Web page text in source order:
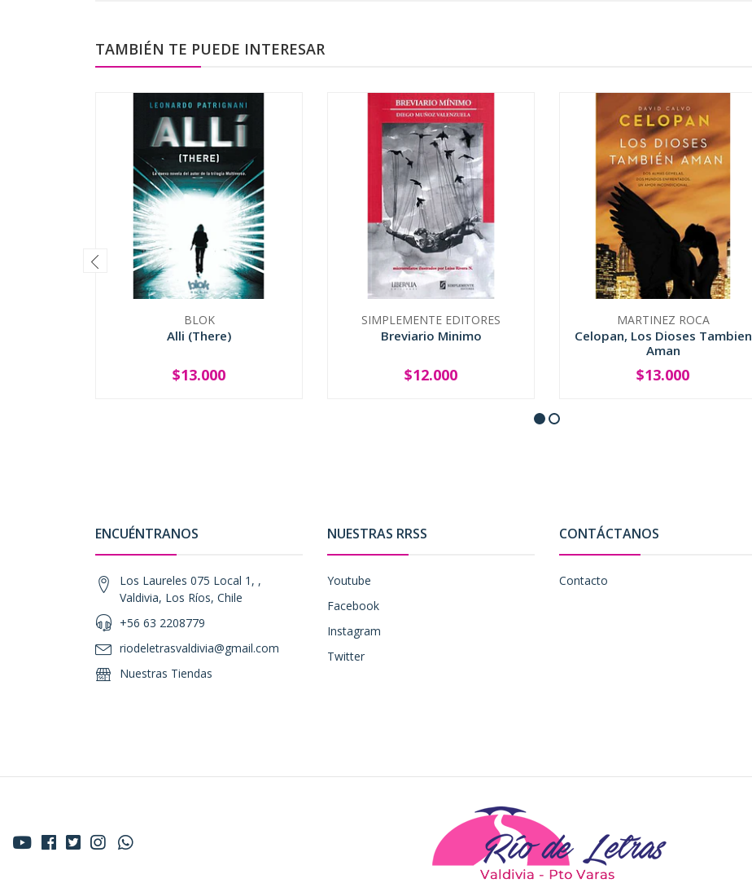
TAMBIÉN TE PUEDE INTERESAR
BLOK
Alli (There)
+
$13.000
SIMPLEMENTE EDITORES
Breviario Minimo
+
$12.000
MARTINEZ ROCA
Celopan, Los Dioses Tambien
Aman
+
$13.000
ENCUÉNTRANOS
Los Laureles 075 Local 1, ,
Valdivia, Los Ríos, Chile
+56 63 2208779
riodeletrasvaldivia@gmail.com
Nuestras Tiendas
NUESTRAS RRSS
Youtube
Facebook
Instagram
Twitter
CONTÁCTANOS
Contacto